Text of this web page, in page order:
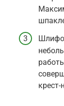
крест-